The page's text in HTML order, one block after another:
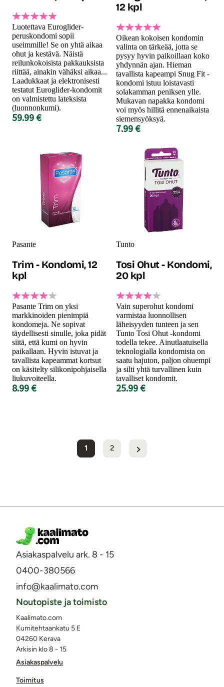
Luotettava Euroglider-
peruskondomi sopii
useimmille! Se on yhtä aikaa
ohut ja kestävä. Näistä
reilunkokoisista pakkauksista
riittää, ainakin vähäksi aikaa...
Laadukkaat ja elektronisesti
testatut Euroglider-kondomit
on valmistettu lateksista
(luonnonkumi).
59.99 €
12 kpl
Oikean kokoisen kondomin
valinta on tärkeää, jotta se
pysyy hyvin paikoillaan koko
yhdynnän ajan. Hieman
tavallista kapeampi Snug Fit -
kondomi istuu loistavasti
solakamman peniksen ylle.
Mukavan napakka kondomi
voi myös hillitä ennenaikaista
siemensyöksyä.
7.99 €
Pasante
Trim - Kondomi, 12
kpl
Pasante Trim on yksi
markkinoiden pienimpiä
kondomeja. Ne sopivat
täydellisesti sinulle, joka pidät
siitä, että kumi on hyvin
paikallaan. Hyvin istuvat ja
tavallista kapeammat kortsut
on käsitelty silikonipohjaisella
liukuvoiteella.
8.99 €
Tunto
Tosi Ohut - Kondomi,
20 kpl
Vain superohut kondomi
varmistaa luonnollisen
läheisyyden tunteen ja sen
Tunto Tosi Ohut -kondomi
todella tekee. Ainutlaatuisella
teknologialla kondomista on
saatu hajuton, paljon ohuempi
ja silti yhtä turvallinen kuin
tavalliset kondomit.
25.99 €
1 2
Asiakaspalvelu ark. 8 - 15
0400-380566
info@kaalimato.com
Asiakaspalvelu
Toimitus
Noutopiste ja toimisto
Kaalimato.com
Kumitehtaankatu 5 E
04260 Kerava
Arkisin klo 8 - 15